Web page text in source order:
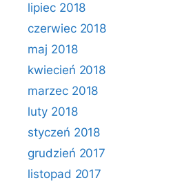
lipiec 2018
czerwiec 2018
maj 2018
kwiecień 2018
marzec 2018
luty 2018
styczeń 2018
grudzień 2017
listopad 2017